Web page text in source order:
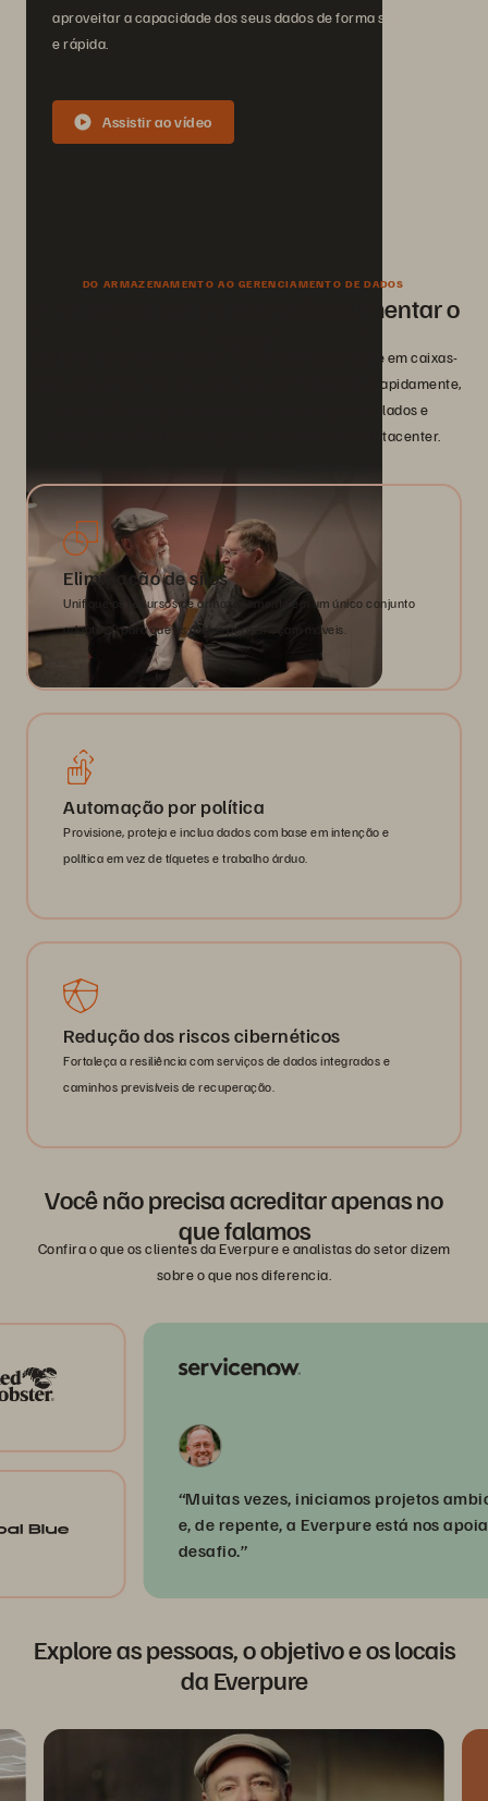
aproveitar a capacidade dos seus dados de forma simples
e rápida.
Assistir ao vídeo
DO ARMAZENAMENTO AO GERENCIAMENTO DE DADOS
IA e riscos cibernéticos estão aumentar o
Os dados não podem mais ser mantidos estaticamente em caixas-
pretas convencionais. Eles precisam ser transferidos rapidamente,
ser escalados sob demanda e permanecer controlados e
protegidos em todos os lugares — da nuvem e ao datacenter.
Eliminação de silos
Unifique os recursos de armazenamento em um único conjunto
adaptável para que os dados permaneçam móveis.
Automação por política
Provisione, proteja e inclua dados com base em intenção e
política em vez de tíquetes e trabalho árduo.
Redução dos riscos cibernéticos
Fortaleça a resiliência com serviços de dados integrados e
caminhos previsíveis de recuperação.
Você não precisa acreditar apenas no
que falamos
Confira o que os clientes da Everpure e analistas do setor dizem
sobre o que nos diferencia.
“Muitas vezes, iniciamos projetos
e, de repente, a Everpure está nos apoiando
desafio.”
Explore as pessoas, o objetivo e os locais
da Everpure